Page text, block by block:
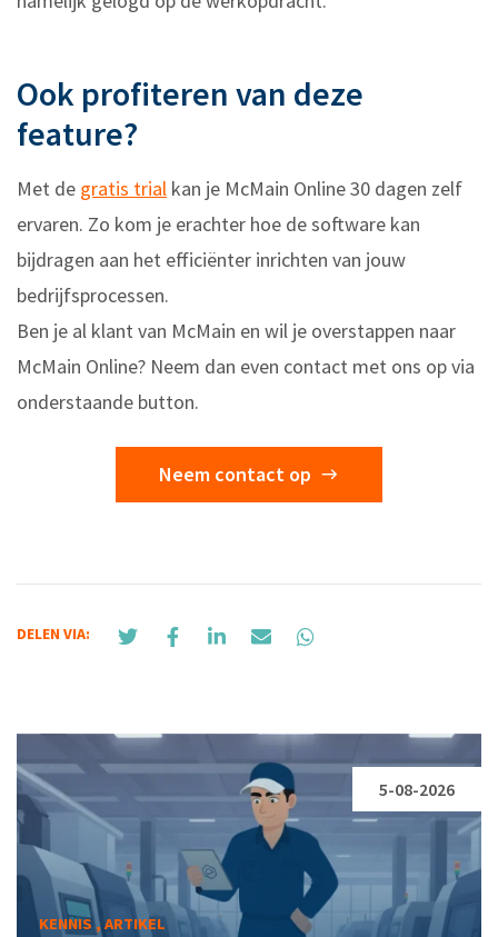
Ook profiteren van deze
feature?
Met de gratis trial kan je McMain Online 30 dagen zelf
ervaren. Zo kom je erachter hoe de software kan
bijdragen aan het efficiënter inrichten van jouw
bedrijfsprocessen.
Ben je al klant van McMain en wil je overstappen naar
McMain Online? Neem dan even contact met ons op via
onderstaande button.
Neem contact op
DELEN VIA:
KENNIS , ARTIKEL
5-08-2026